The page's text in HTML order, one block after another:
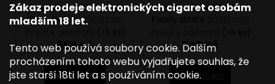
Zákaz prodeje elektronických cigaret osobám
mladším 18 let.
Tento web používá soubory cookie. Dalším
procházením tohoto webu vyjadřujete souhlas, že
jste starší 18ti let a s používáním cookie.
Oxva NeXLIM 2 Pod Kit
Shiny Purple2000mAh
659 Kč
DO KOŠÍKU
Oxva NeXLIM 2 Pod Kit
749 Kč
DO KOŠÍKU